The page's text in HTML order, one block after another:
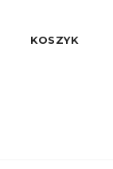
KOSZYK